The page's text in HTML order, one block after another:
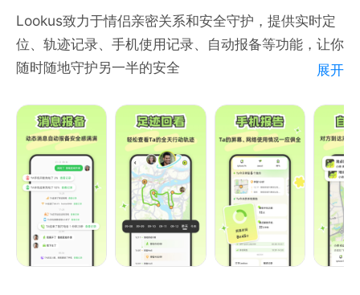
常-甜言蜜语」中互发“我爱你”，打卡成功连续365天
可提现1314元，奖励由平台所属公司全额承担，完成
每日打卡还有随机额外奖励，累计30元可提现。
【联系我们】
QQ群：316652147
Lookus致力于情侣亲密关系和安全守护，提供实时定
位、轨迹记录、手机使用记录、自动报备等功能，让你
随时随地守护另一半的安全
随时随地查看TA的定位，守护另一半安全出行，再也
不怕对方的安危~
【手机使用记录】
想为TA点夜宵但是不知道对方是否睡觉？全天手机使
用情况都在这儿，轻松get对方手机屏幕使用情况！
【自动报备】
还在担心TA去了哪忘记告诉你？上车下车、离开达到
展开